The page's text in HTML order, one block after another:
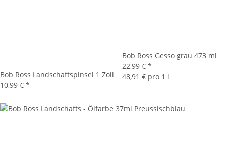
Bob Ross Landschaftspinsel 1 Zoll
10,99 € *
Bob Ross Gesso grau 473 ml
22,99 € *
48,91 € pro 1 l